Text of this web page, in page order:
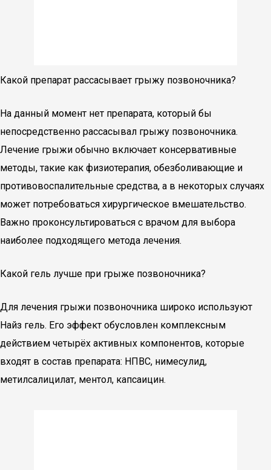
Какой препарат рассасывает грыжу позвоночника?
На данный момент нет препарата, который бы
непосредственно рассасывал грыжу позвоночника.
Лечение грыжи обычно включает консервативные
методы, такие как физиотерапия, обезболивающие и
противовоспалительные средства, а в некоторых случаях
может потребоваться хирургическое вмешательство.
Важно проконсультироваться с врачом для выбора
наиболее подходящего метода лечения.
Какой гель лучше при грыже позвоночника?
Для лечения грыжи позвоночника широко используют
Найз гель. Его эффект обусловлен комплексным
действием четырёх активных компонентов, которые
входят в состав препарата: НПВС, нимесулид,
метилсалицилат, ментол, капсаицин.